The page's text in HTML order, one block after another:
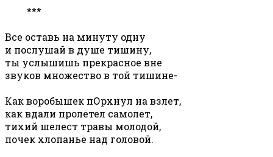
***
Все оставь на минуту одну
и послушай в душе тишину,
ты услышишь прекрасное вне
звуков множество в той тишине-
Как воробышек пОрхнул на взлет,
как вдали пролетел самолет,
тихий шелест травы молодой,
почек хлопанье над головой.